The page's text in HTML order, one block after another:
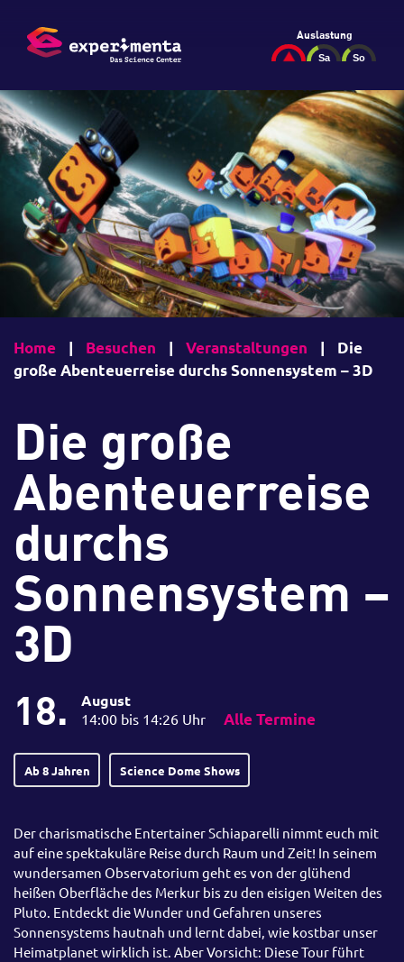
Auslastung
Home | Besuchen | Veranstaltungen |
Die
große Abenteuerreise durchs Sonnensystem – 3D
Die große
Abenteuerreise
durchs
Sonnensystem –
3D
18. August
14:00 bis 14:26 Uhr Alle Termine
Ab 8 Jahren Science Dome Shows
Der charismatische Entertainer Schiaparelli nimmt euch mit
auf eine spektakuläre Reise durch Raum und Zeit! In seinem
wundersamen Observatorium geht es von der glühend
heißen Oberfläche des Merkur bis zu den eisigen Weiten des
Pluto. Entdeckt die Wunder und Gefahren unseres
Sonnensystems hautnah und lernt dabei, wie kostbar unser
Heimatplanet wirklich ist. Aber Vorsicht: Diese Tour führt